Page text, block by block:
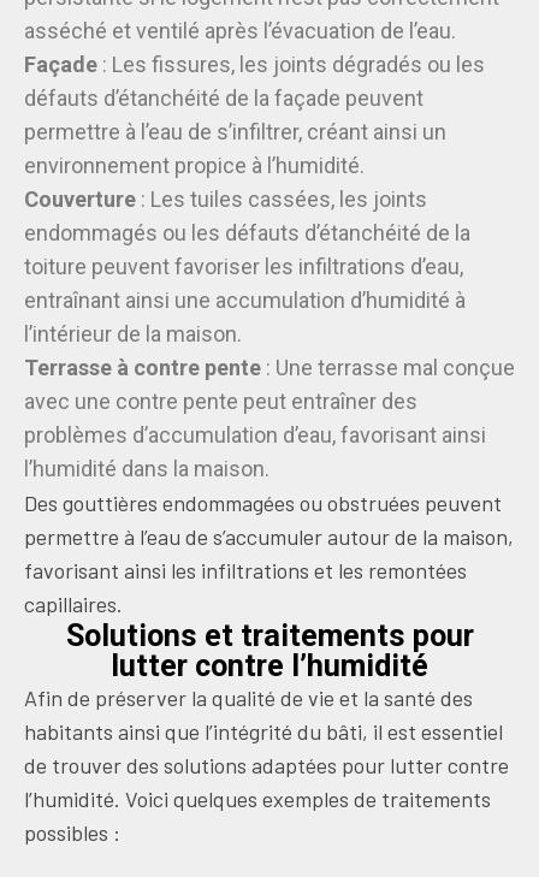
asséché et ventilé après l’évacuation de l’eau.
Façade : Les fissures, les joints dégradés ou les
défauts d’étanchéité de la façade peuvent
permettre à l’eau de s’infiltrer, créant ainsi un
environnement propice à l’humidité.
Couverture : Les tuiles cassées, les joints
endommagés ou les défauts d’étanchéité de la
toiture peuvent favoriser les infiltrations d’eau,
entraînant ainsi une accumulation d’humidité à
l’intérieur de la maison.
Terrasse à contre pente : Une terrasse mal conçue
avec une contre pente peut entraîner des
problèmes d’accumulation d’eau, favorisant ainsi
l’humidité dans la maison.
Des gouttières endommagées ou obstruées peuvent
permettre à l’eau de s’accumuler autour de la maison,
favorisant ainsi les infiltrations et les remontées
capillaires.
Solutions et traitements pour
lutter contre l’humidité
Afin de préserver la qualité de vie et la santé des
habitants ainsi que l’intégrité du bâti, il est essentiel
de trouver des solutions adaptées pour lutter contre
l’humidité. Voici quelques exemples de traitements
possibles :